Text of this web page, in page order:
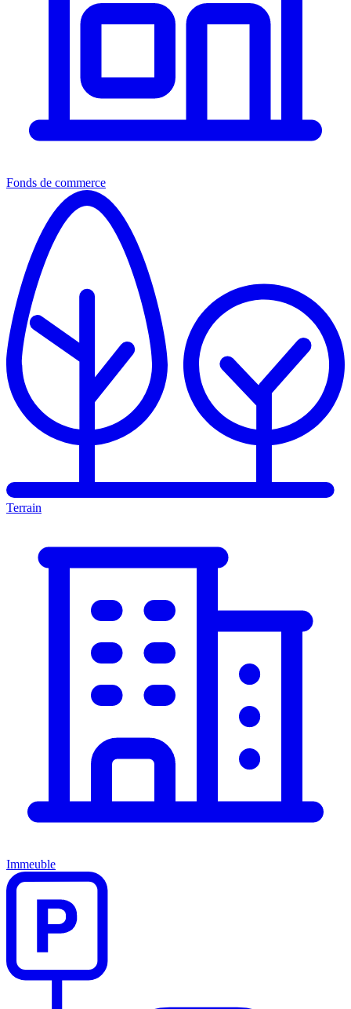
Fonds de commerce
Terrain
Immeuble